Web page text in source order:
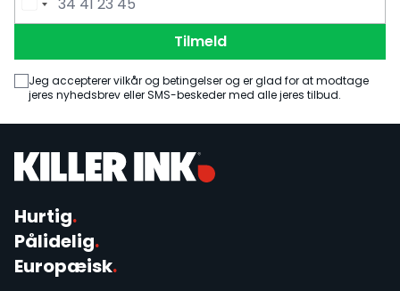
E-mailadresse
Telefonnummer
Tilmeld
Jeg accepterer vilkår og betingelser og er glad for at modtage
jeres nyhedsbrev eller SMS-beskeder med alle jeres tilbud.
Hurtig.
Pålidelig.
Europæisk.